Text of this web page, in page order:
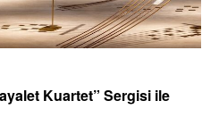
Kuartet” Sergisi ile